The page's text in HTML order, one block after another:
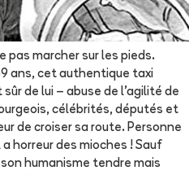
pas marcher sur les pieds.
ans, cet authentique taxi
de lui – abuse de l'agilité de
célébrités, députés et
de croiser sa route. Personne
horreur des mioches ! Sauf
humanisme tendre mais